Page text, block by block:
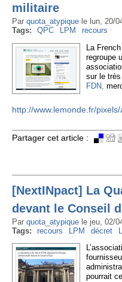
militaire
Par quota_atypique le lun, 20/
Tags:
QPC LPM
recours
La
regroupe
sur le
FDN,
http://www.lemonde.fr/
Partager cet article :
[NextINpact] La
devant le Conseil
Par quota_atypique le jeu, 02/
Tags:
recours LPM décret
pourrait